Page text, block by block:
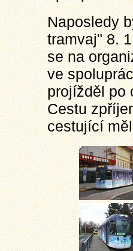
Naposledy
tramvaj" 8.
se na
ve
projížděl po
Cestu
cestující